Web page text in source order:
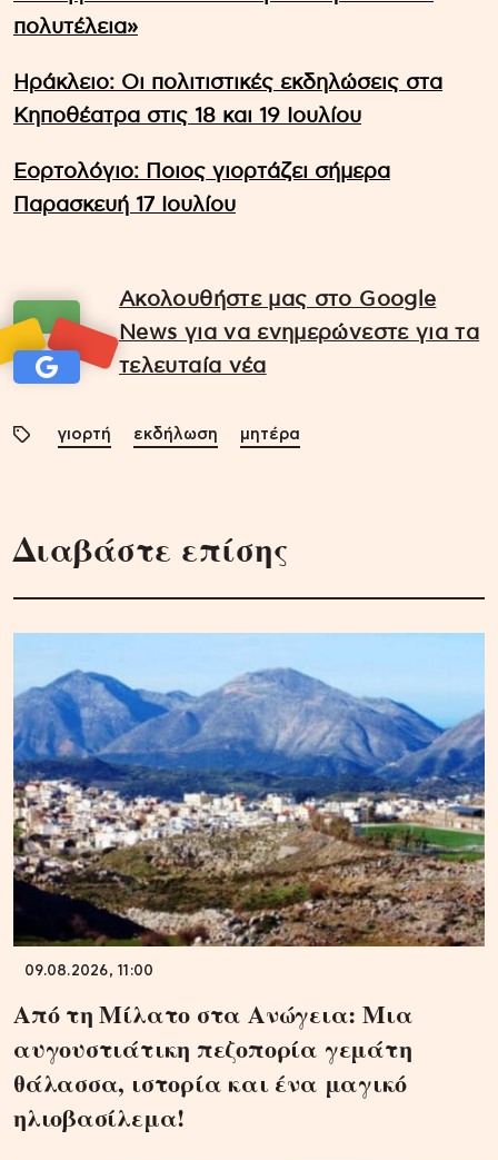
πολυτέλεια»
Ηράκλειο: Οι πολιτιστικές εκδηλώσεις στα
Κηποθέατρα στις 18 και 19 Ιουλίου
Εορτολόγιο: Ποιος γιορτάζει σήμερα
Παρασκευή 17 Ιουλίου
Ακολουθήστε μας στο Google
News για να ενημερώνεστε για τα
τελευταία νέα
γιορτή εκδήλωση μητέρα
Διαβάστε επίσης
09.08.2026, 11:00
Από τη Μίλατο στα Ανώγεια: Μια
αυγουστιάτικη πεζοπορία γεμάτη
θάλασσα, ιστορία και ένα μαγικό
ηλιοβασίλεμα!